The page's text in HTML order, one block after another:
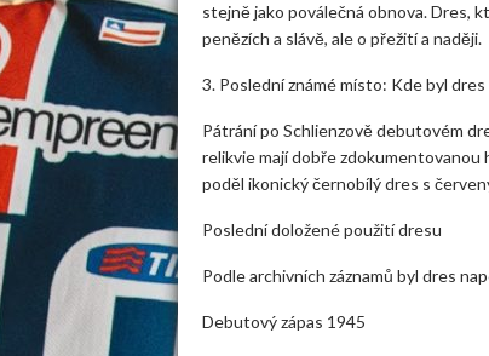
stejně jako poválečná obnova. Dres,
penězích a slávě, ale o přežití a naději.
3. Poslední známé místo: Kde byl
Pátrání po Schlienzově debutovém
relikvie mají dobře
poděl ikonický černobílý dres s
Poslední doložené použití dresu
Podle archivních záznamů byl dres
Debutový zápas 1945